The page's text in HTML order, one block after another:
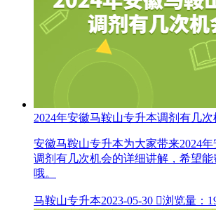
2024年安徽马鞍山专升本调剂有几次
安徽马鞍山专升本为大家带来2024
调剂有几次机会的详细讲解，希望
哦。
马鞍山专升本2023-05-30 浏览量：